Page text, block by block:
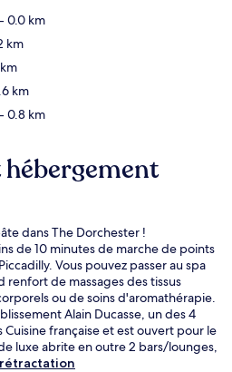
- 0.0 km
km
km
- 0.8 km
hébergement
dans The Dorchester !
de 10 minutes de marche de points
Vous pouvez passer au spa
de massages des tissus
ou de soins d'aromathérapie.
Alain Ducasse, un des 4
française et est ouvert pour le
luxe abrite en outre 2 bars/lounges,
et une salle de fitness. Les autres